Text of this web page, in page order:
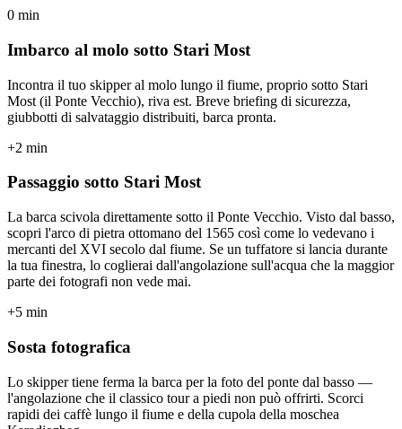
0 min
Imbarco al molo sotto Stari Most
Incontra il tuo skipper al molo lungo il fiume, proprio sotto Stari
Most (il Ponte Vecchio), riva est. Breve briefing di sicurezza,
giubbotti di salvataggio distribuiti, barca pronta.
+2 min
Passaggio sotto Stari Most
La barca scivola direttamente sotto il Ponte Vecchio. Visto dal basso,
scopri l'arco di pietra ottomano del 1565 così come lo vedevano i
mercanti del XVI secolo dal fiume. Se un tuffatore si lancia durante
la tua finestra, lo coglierai dall'angolazione sull'acqua che la maggior
parte dei fotografi non vede mai.
+5 min
Sosta fotografica
Lo skipper tiene ferma la barca per la foto del ponte dal basso —
l'angolazione che il classico tour a piedi non può offrirti. Scorci
rapidi dei caffè lungo il fiume e della cupola della moschea